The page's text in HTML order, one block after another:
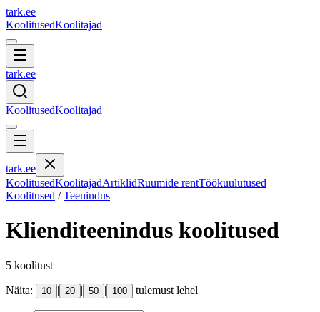
tark.ee
KoolitusedKoolitajad
tark.ee
KoolitusedKoolitajad
tark.ee
KoolitusedKoolitajadArtiklidRuumide rentTöökuulutused
Koolitused /Teenindus
Klienditeenindus koolitused
5 koolitust
Näita: 10 | 20 | 50 | 100 tulemust lehel